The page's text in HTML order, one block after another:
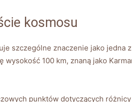
kosmosu
szczególne znaczenie jako jedna
100 km, znaną jako
punktów dotyczących